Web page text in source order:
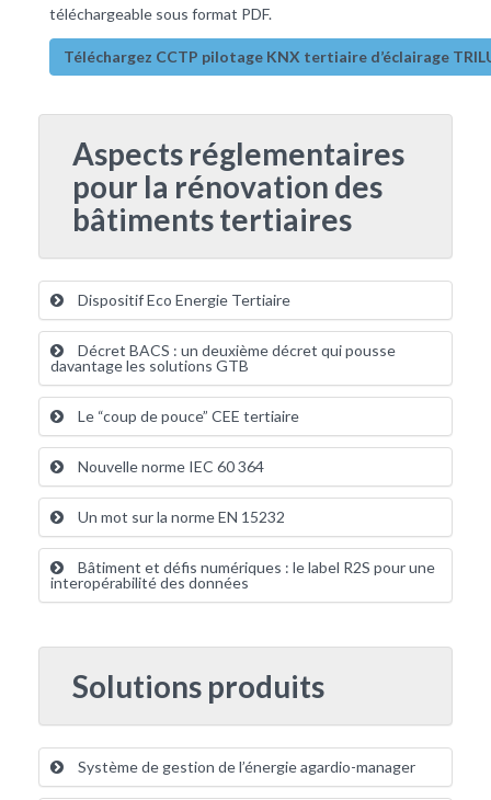
téléchargeable sous format PDF.
Téléchargez CCTP pilotage KNX tertiaire d’éclairage
Aspects réglementaires
pour la rénovation des
bâtiments tertiaires
Dispositif Eco Energie Tertiaire
Décret BACS : un deuxième décret qui pousse
davantage les solutions GTB
Le “coup de pouce” CEE tertiaire
Nouvelle norme IEC 60 364
Un mot sur la norme EN 15232
Bâtiment et défis numériques : le label R2S pour une
interopérabilité des données
Solutions produits
Système de gestion de l’énergie agardio-manager